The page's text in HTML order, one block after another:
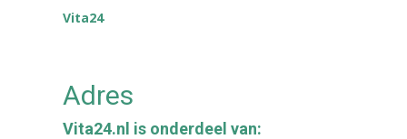
Vita24
Adres
Vita24.nl is onderdeel van: